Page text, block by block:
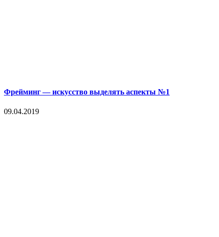
Фрейминг — искусство выделять аспекты №1
09.04.2019